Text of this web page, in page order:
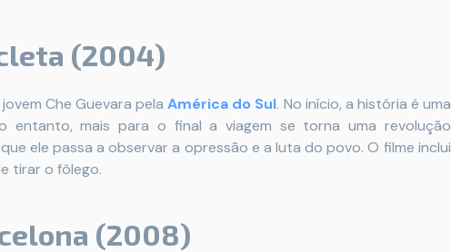
(2004)
Che Guevara pelaAmérica do Sul. No início, a história é uma
entanto, mais para o final a viagem se torna uma revolução
ele passa a observar a opressão e a luta do povo. O filme inclui
tirar o fôlego.
(2008)